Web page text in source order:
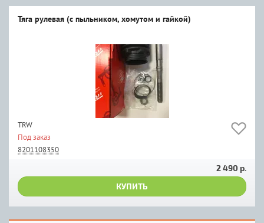
Тяга рулевая (с пыльником, хомутом и гайкой)
TRW
Под заказ
8201108350
2 490 р.
КУПИТЬ